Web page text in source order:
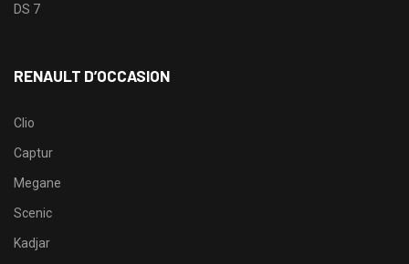
DS 7
RENAULT D’OCCASION
Clio
Captur
Megane
Scenic
Kadjar